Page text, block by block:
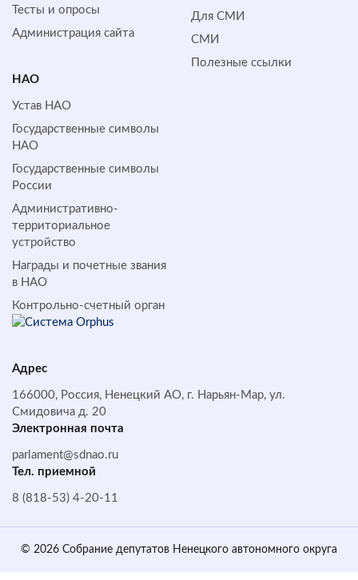
Тесты и опросы
Администрация сайта
Для СМИ
СМИ
Полезные ссылки
НАО
Устав НАО
Государственные символы
НАО
Государственные символы
России
Административно-
территориальное
устройство
Награды и почетные звания
в НАО
Контрольно-счетный орган
Адрес
166000, Россия, Ненецкий АО, г. Нарьян-Мар, ул.
Смидовича д. 20
Электронная почта
parlament@sdnao.ru
Тел. приемной
8 (818-53) 4-20-11
© 2026 Собрание депутатов Ненецкого автономного округа